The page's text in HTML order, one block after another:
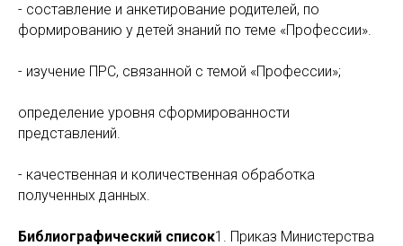
- составление и анкетирование родителей, по
формированию у детей знаний по теме «Профессии».
- изучение ПРС, связанной с темой «Профессии»;
определение уровня сформированности
представлений.
- качественная и количественная обработка
полученных данных.
Библиографический список1. Приказ Министерства